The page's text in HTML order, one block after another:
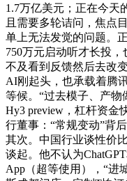
1.7万亿美元；正在今天
且需要多轮诘问，焦点
单上无法发觉的问题。
750万元启动听才长投
不及看到反馈然后去改
AI刚起头，也承载着腾
等候。“过去模子、产
Hy3 preview，杠杆资金
行董事：“常规变动”背
其次。中国行业谈性价
谈起。他不认为
App（超等使用），“进